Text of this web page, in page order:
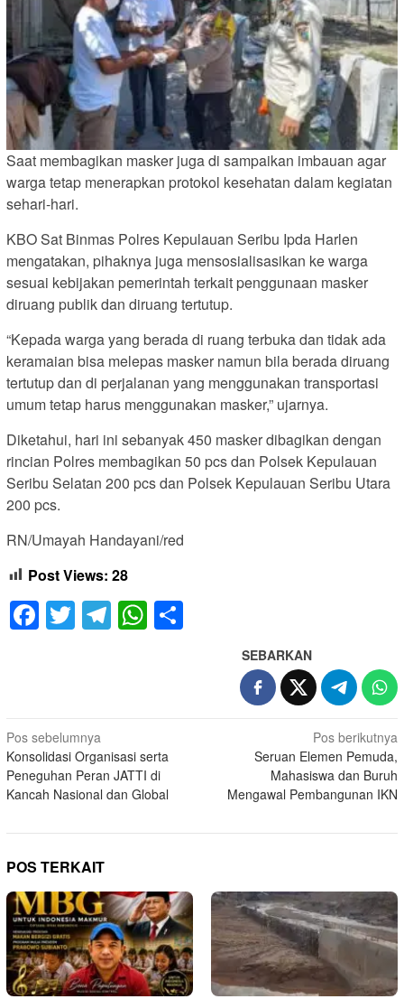
Saat membagikan masker juga di sampaikan imbauan agar
warga tetap menerapkan protokol kesehatan dalam kegiatan
sehari-hari.
KBO Sat Binmas Polres Kepulauan Seribu Ipda Harlen
mengatakan, pihaknya juga mensosialisasikan ke warga
sesuai kebijakan pemerintah terkait penggunaan masker
diruang publik dan diruang tertutup.
“Kepada warga yang berada di ruang terbuka dan tidak ada
keramaian bisa melepas masker namun bila berada diruang
tertutup dan di perjalanan yang menggunakan transportasi
umum tetap harus menggunakan masker,” ujarnya.
Diketahui, hari ini sebanyak 450 masker dibagikan dengan
rincian Polres membagikan 50 pcs dan Polsek Kepulauan
Seribu Selatan 200 pcs dan Polsek Kepulauan Seribu Utara
200 pcs.
RN/Umayah Handayani/red
Post Views: 28
Facebook
TwitterTelegram
WhatsApp
SEBARKAN
Navigasi
pos
Pos sebelumnya
Konsolidasi Organisasi serta
Peneguhan Peran JATTI di
Kancah Nasional dan Global
Pos berikutnya
Seruan Elemen Pemuda,
Mahasiswa dan Buruh
Mengawal Pembangunan IKN
POS TERKAIT